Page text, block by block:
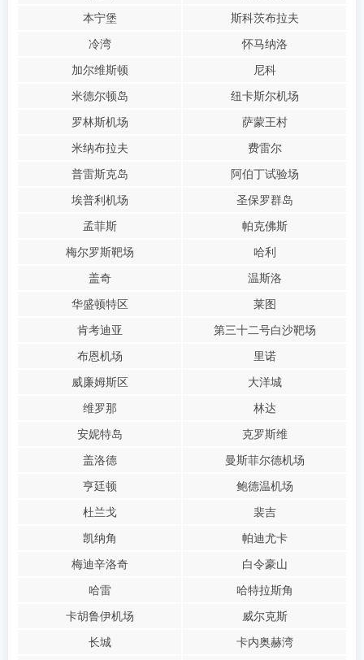
本宁堡
斯科茨布拉夫
冷湾
怀马纳洛
加尔维斯顿
尼科
米德尔顿岛
纽卡斯尔机场
罗林斯机场
萨蒙王村
米纳布拉夫
费雷尔
普雷斯克岛
阿伯丁试验场
埃普利机场
圣保罗群岛
孟菲斯
帕克佛斯
梅尔罗斯靶场
哈利
盖奇
温斯洛
华盛顿特区
莱图
肯考迪亚
第三十二号白沙靶场
布恩机场
里诺
威廉姆斯区
大洋城
维罗那
林达
安妮特岛
克罗斯维
盖洛德
曼斯菲尔德机场
亨廷顿
鲍德温机场
杜兰戈
裴吉
凯纳角
帕迪尤卡
梅迪辛洛奇
白令豪山
哈雷
哈特拉斯角
卡胡鲁伊机场
威尔克斯
长城
卡内奥赫湾